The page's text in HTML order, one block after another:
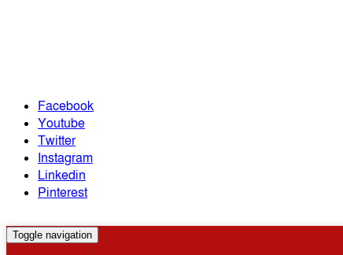
Facebook
Youtube
Twitter
Instagram
Linkedin
Pinterest
Toggle navigation